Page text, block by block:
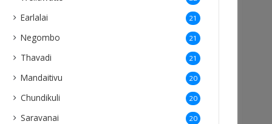
Earlalai 21
Negombo 21
Thavadi 21
Mandaitivu 20
Chundikuli 20
Saravanai 20